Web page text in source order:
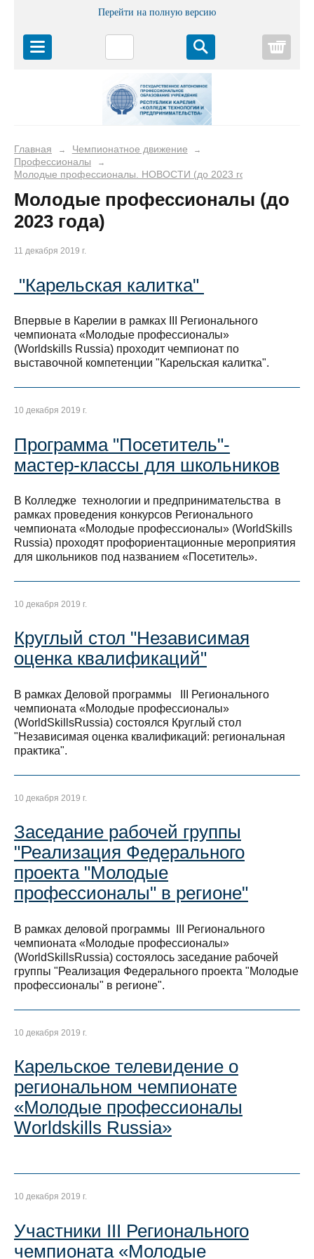
Перейти на полную версию
Главная → Чемпионатное движение →
Профессионалы →
Молодые профессионалы. НОВОСТИ (до 2023 года)
Молодые профессионалы (до
2023 года)
11 декабря 2019 г.
"Карельская калитка"
Впервые в Карелии в рамках III Регионального
чемпионата «Молодые профессионалы»
(Worldskills Russia) проходит чемпионат по
выставочной компетенции "Карельская калитка".
10 декабря 2019 г.
Программа "Посетитель"-
мастер-классы для школьников
В Колледже технологии и предпринимательства в
рамках проведения конкурсов Регионального
чемпионата «Молодые профессионалы» (WorldSkills
Russia) проходят профориентационные мероприятия
для школьников под названием «Посетитель».
10 декабря 2019 г.
Круглый стол "Независимая
оценка квалификаций"
В рамках Деловой программы III Регионального
чемпионата «Молодые профессионалы»
(WorldSkillsRussia) состоялся Круглый стол
"Независимая оценка квалификаций: региональная
практика".
10 декабря 2019 г.
Заседание рабочей группы
"Реализация Федерального
проекта "Молодые
профессионалы" в регионе"
В рамках деловой программы III Регионального
чемпионата «Молодые профессионалы»
(WorldSkillsRussia) состоялось заседание рабочей
группы "Реализация Федерального проекта "Молодые
профессионалы" в регионе".
10 декабря 2019 г.
Карельское телевидение о
региональном чемпионате
«Молодые профессионалы
Worldskills Russia»
10 декабря 2019 г.
Участники III Регионального
чемпионата «Молодые